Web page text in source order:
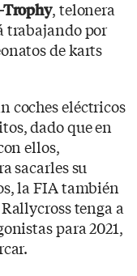
Trophy, telonera
trabajando por
de karts
coches eléctricos
dado que en
ellos,
sacarles su
la FIA también
tenga a
para 2021,